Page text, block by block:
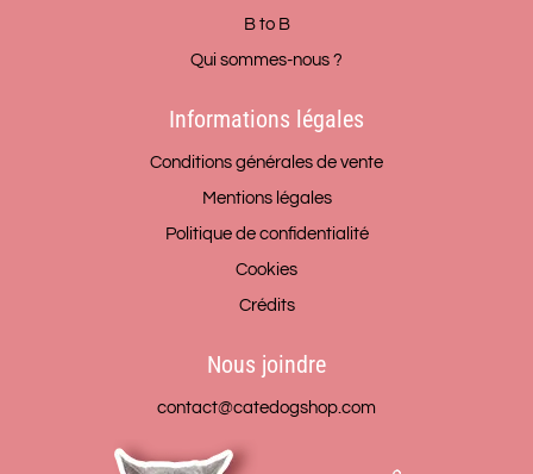
B to B
Qui sommes-nous ?
Informations légales
Conditions générales de vente
Mentions légales
Politique de confidentialité
Cookies
Crédits
Nous joindre
contact@catedogshop.com